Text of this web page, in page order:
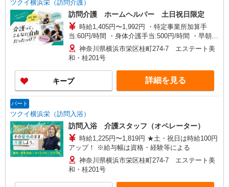
下記資格をお持ちの方歓迎
・認知症介護基礎研修
・初任者研修
・実務者研修
・介護福祉士 など
ツクイ横浜栄（訪問介護）
訪問介護 ホームヘルパー 土日祝日限定
時給1,405円〜1,992円 ・特定事業所加算手
当:60円/時間 ・身体介護手当:500円/時間 ・早朝夜
間深夜手当:300円/時間 （18:00〜翌07:59の時間
帯） ・ICT手当:2,000円/月 ・深夜割増は別途支給
・ケア→ケアの移動時間も賃金（時給）を支給 ・
土日祝日手当:100円/時間含む ※給与幅は資格・経
験等による
神奈川県横浜市栄区桂町274-7 エステート美
和・桂201号
キープ 詳細を見る
パート
ツクイ横浜栄（訪問入浴）
訪問入浴 介護スタッフ（オペレーター）
時給1,225円〜1,819円 ★土・祝日は時給100円
アップ！ ※給与幅は資格・経験等による
神奈川県横浜市栄区桂町274-7 エステート美
和・桂201号